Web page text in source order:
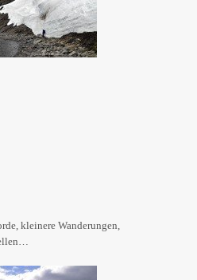
kleinere Wanderungen,